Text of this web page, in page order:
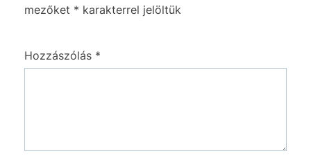
mezőket * karakterrel jelöltük
Hozzászólás *